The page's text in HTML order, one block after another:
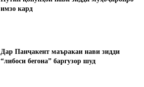
имзо кард
Дар Панҷакент маъракаи нави зидди
“либоси бегона” баргузор шуд